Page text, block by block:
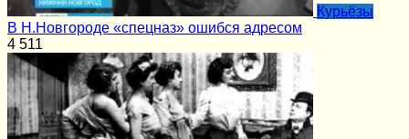
Курьёзы
В Н.Новгороде «спецназ» ошибся адресом
4 511